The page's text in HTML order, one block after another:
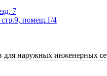
7
помещ.1/4
для наружных инженерных